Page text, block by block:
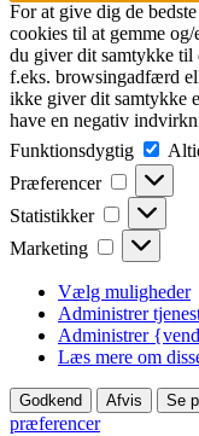
For at give dig de
cookies til at gemme
du giver dit samtykke til
f.eks. browsingadfærd
ikke giver dit samtykke
have en negativ
Funktionsdygtig
Præferencer
Statistikker
Marketing Marketing
Vælg muligheder
Administrer
Administrer
Læs mere om
Godkend Afvis Se
præferencer